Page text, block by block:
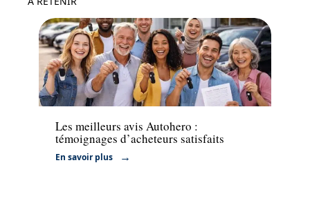
Voiture
Les meilleurs avis Autohero :
témoignages d’acheteurs satisfaits
En savoir plus